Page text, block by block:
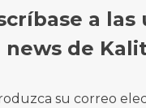
a las
news de
su correo